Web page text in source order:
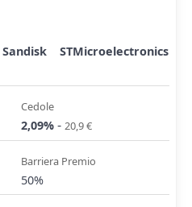
Sandisk
STMicroelectronics
Cedole
2,09% - 20,9 €
Barriera Premio
50%